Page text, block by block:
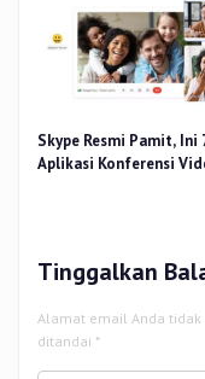
Skype Resmi Pamit, Ini
Aplikasi Konferensi
Tinggalkan
Alamat email Anda
ditandai *